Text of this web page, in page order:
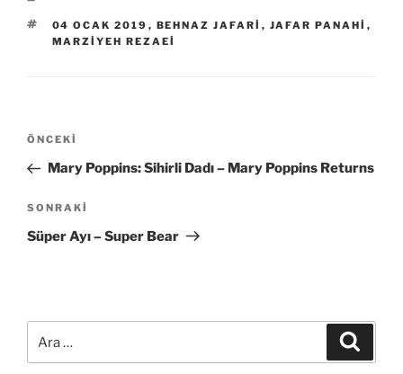
ETIKETLER
04 OCAK 2019 , BEHNAZ JAFARI , JAFAR PANAHI ,
MARZIYEH REZAEI
Yazı
Önceki
Yazı
ÖNCEKI
Mary Poppins: Sihirli Dadı – Mary Poppins Returns
Sonraki
Yazı
SONRAKI
Süper Ayı – Super Bear